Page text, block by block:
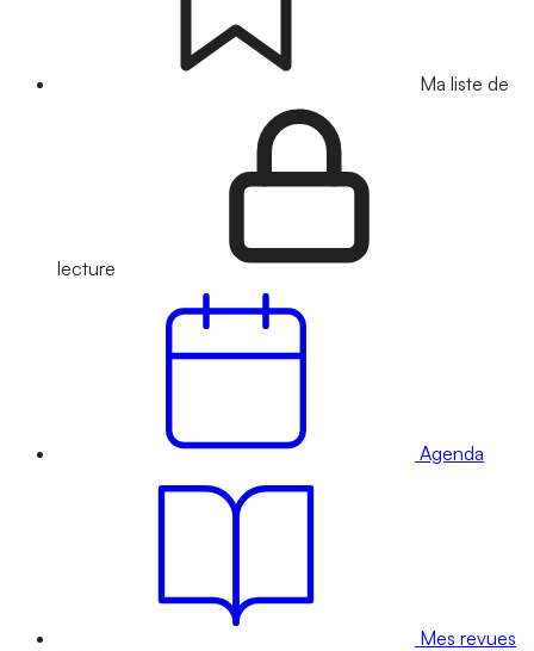
Ma liste de
lecture
Agenda
Mes revues